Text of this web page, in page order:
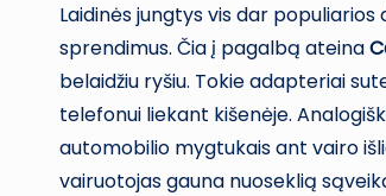
Laidinės jungtys vis dar
sprendimus. Čia į pagalbą ateina
belaidžiu ryšiu. Tokie adapteriai
telefonui liekant kišenėje.
automobilio mygtukais ant vairo
vairuotojas gauna nuoseklią